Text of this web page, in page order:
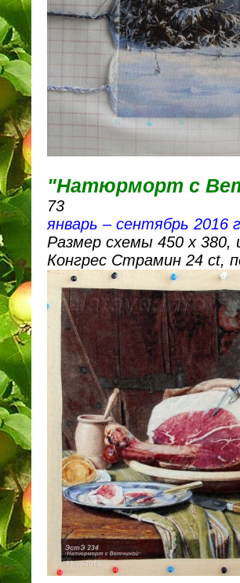
"Натюрморт с
73
январь – сентябрь 2016
Размер схемы 450 х 380,
Конгрес Страмин 24 ct,